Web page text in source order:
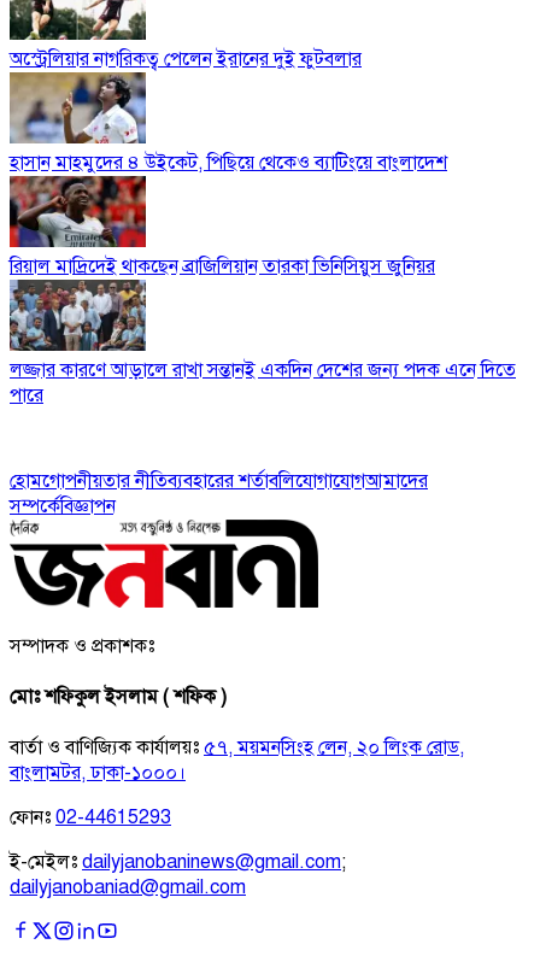
অস্ট্রেলিয়ার নাগরিকত্ব পেলেন ইরানের দুই ফুটবলার
হাসান মাহমুদের ৪ উইকেট, পিছিয়ে থেকেও ব্যাটিংয়ে বাংলাদেশ
রিয়াল মাদ্রিদেই থাকছেন ব্রাজিলিয়ান তারকা ভিনিসিয়ুস জুনিয়র
লজ্জার কারণে আড়ালে রাখা সন্তানই একদিন দেশের জন্য পদক এনে দিতে
পারে
হোমগোপনীয়তার নীতিব্যবহারের শর্তাবলিযোগাযোগআমাদের
সম্পর্কেবিজ্ঞাপন
সম্পাদক ও প্রকাশকঃ
মোঃ শফিকুল ইসলাম ( শফিক )
বার্তা ও বাণিজ্যিক কার্যালয়ঃ ৫৭, ময়মনসিংহ লেন, ২০ লিংক রোড,
বাংলামটর, ঢাকা-১০০০।
ফোনঃ 02-44615293
ই-মেইলঃ dailyjanobaninews@gmail.com;
dailyjanobaniad@gmail.com